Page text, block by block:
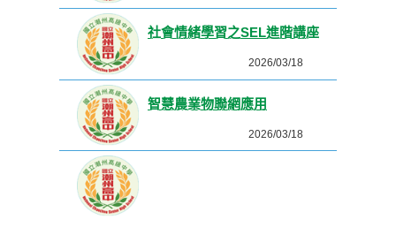
社會情緒學習之SEL進階講座
2026/03/18
智慧農業物聯網應用
2026/03/18